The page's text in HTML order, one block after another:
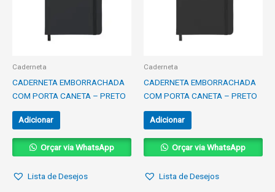
Caderneta
CADERNETA EMBORRACHADA
COM PORTA CANETA – PRETO
Adicionar
Orçar via WhatsApp
Lista de Desejos
Caderneta
CADERNETA EMBORRACHADA
COM PORTA CANETA – PRETO
Adicionar
Orçar via WhatsApp
Lista de Desejos